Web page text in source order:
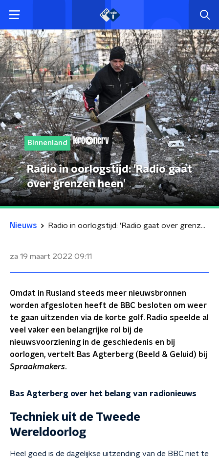
Binnenland
Radio in oorlogstijd: 'Radio gaat
over grenzen heen’
Nieuws Radio in oorlogstijd: 'Radio gaat over grenzen heen’
za 19 maart 2022 09:11
Omdat in Rusland steeds meer nieuwsbronnen
worden afgesloten heeft de BBC besloten om weer
te gaan uitzenden via de korte golf. Radio speelde al
veel vaker een belangrijke rol bij de
nieuwsvoorziening in de geschiedenis en bij
oorlogen, vertelt Bas Agterberg (Beeld & Geluid) bij
Spraakmakers.
Bas Agterberg over het belang van radionieuws
Techniek uit de Tweede
Wereldoorlog
Heel goed is de dagelijkse uitzending van de BBC niet te